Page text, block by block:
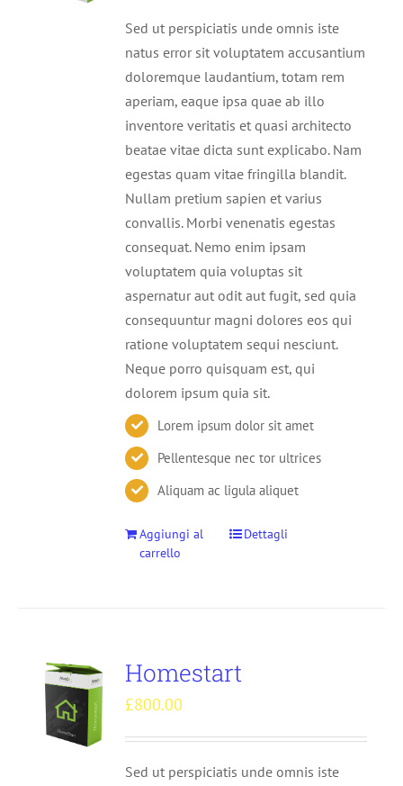
Sed ut perspiciatis unde omnis iste
natus error sit voluptatem accusantium
doloremque laudantium, totam rem
aperiam, eaque ipsa quae ab illo
inventore veritatis et quasi architecto
beatae vitae dicta sunt explicabo. Nam
egestas quam vitae fringilla blandit.
Nullam pretium sapien et varius
convallis. Morbi venenatis egestas
consequat. Nemo enim ipsam
voluptatem quia voluptas sit
aspernatur aut odit aut fugit, sed quia
consequuntur magni dolores eos qui
ratione voluptatem sequi nesciunt.
Neque porro quisquam est, qui
dolorem ipsum quia sit.
Lorem ipsum dolor sit amet
Pellentesque nec tor ultrices
Aliquam ac ligula aliquet
Aggiungi al
carrello
Dettagli
Homestart
£800.00
Sed ut perspiciatis unde omnis iste